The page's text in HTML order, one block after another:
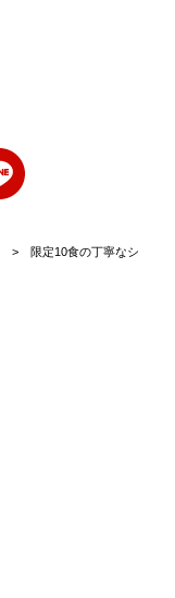
限定10食の丁寧なシ